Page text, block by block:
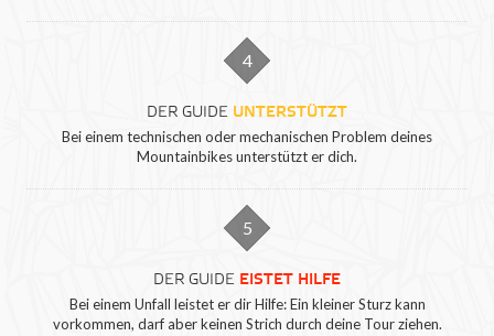
4
DER GUIDE UNTERSTÜTZT
Bei einem technischen oder mechanischen Problem deines
Mountainbikes unterstützt er dich.
5
DER GUIDE EISTET HILFE
Bei einem Unfall leistet er dir Hilfe: Ein kleiner Sturz kann
vorkommen, darf aber keinen Strich durch deine Tour ziehen.